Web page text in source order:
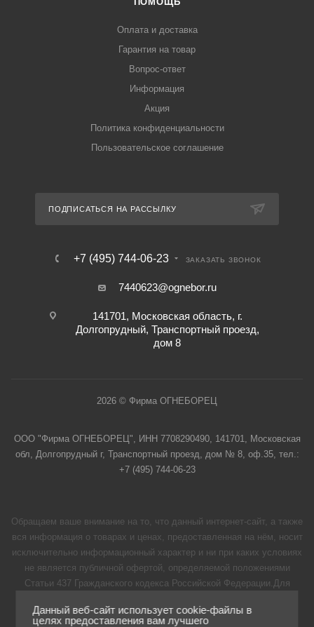
Оплата и доставка
Гарантия на товар
Вопрос-ответ
Информация
Акция
Политика конфиденциальности
Пользовательское соглашение
ПОДПИСАТЬСЯ НА РАССЫЛКУ
+7 (495) 744-06-23 ЗАКАЗАТЬ ЗВОНОК
7440623@ognebor.ru
141701, Московская область, г.
Долгопрудный, Транспортный проезд,
дом 8
2026 © Фирма ОГНЕБОРЕЦ
ООО "Фирма ОГНЕБОРЕЦ", ИНН 7708290490, 141701, Московская
обл, Долгопрудный г, Транспортный проезд, дом № 8, оф.35, тел.:
+7 (495) 744-06-23
Обращаем ваше внимание на то, что данный интернет-сайт, а также
вся информация о товарах и ценах, предоставленная на нём, носит
исключительно информационный характер и ни при каких условиях
не является публичной офертой, определяемой положениями
Статьи 437 Гражданского кодекса Российской Федерации.Для
указанных товаров и (или) услуг, пожалуйста, обращайтесь к
Данный веб-сайт использует cookie-файлы в
целях предоставления вам лучшего